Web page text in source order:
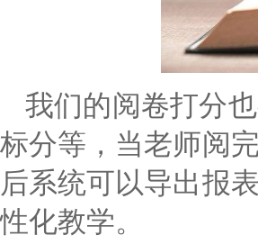
我们的阅卷打分
标分等，当老师阅
后系统可以导出报
性化教学。